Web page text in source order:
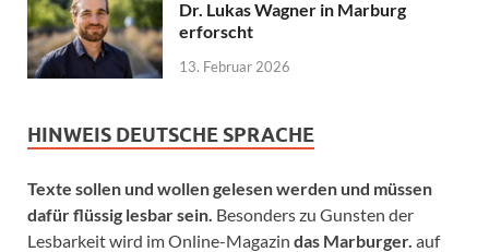
Dr. Lukas Wagner in Marburg
erforscht
13. Februar 2026
HINWEIS DEUTSCHE SPRACHE
Texte sollen und wollen gelesen werden und müssen
dafür flüssig lesbar sein. Besonders zu Gunsten der
Lesbarkeit wird im Online-Magazin das Marburger. auf